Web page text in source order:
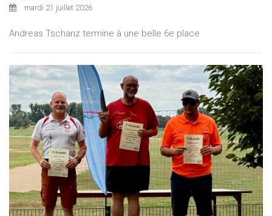
mardi 21 juillet 2026
Andreas Tschanz termine à une belle 6e place